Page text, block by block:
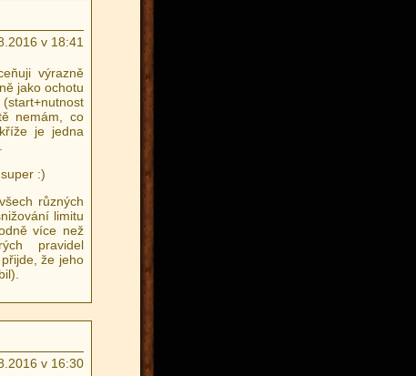
v 18:41
výrazně
jako ochotu
nemám, co
je jedna
:)
různých
limitu
více než
pravidel
že jeho
v 16:30